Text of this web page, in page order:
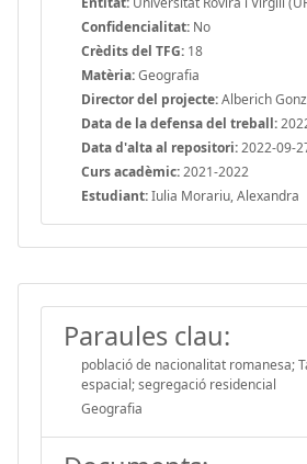
Confidencialitat: No
Crèdits del TFG: 18
Matèria:Geografia
Director del projecte:Alberich
Data de la defensa del treball:
Data d'alta al repositori:2022-09-
Curs acadèmic:2021-2022
Estudiant:Iulia Morariu, Alexandra
Paraules clau:
població de nacionalitat romanesa;
espacial; segregació residencial
Geografia